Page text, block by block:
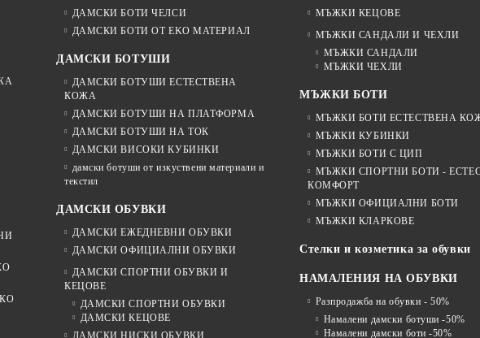
ДАМСКИ БОТИ ЧЕЛСИ
ДАМСКИ БОТИ ОТ EKO МАТЕРИАЛ
ДАМСКИ БОТУШИ
ДАМСКИ БОТУШИ ЕСТЕСТВЕНА
КОЖА
ДАМСКИ БОТУШИ НА ПЛАТФОРМА
ДАМСКИ БОТУШИ НА ТОК
ДАМСКИ ВИСОКИ КУБИНКИ
дамски ботуши от изкуствени материали и
текстил
ДАМСКИ ОБУВКИ
ДАМСКИ ЕЖЕДНЕВНИ ОБУВКИ
ДАМСКИ ОФИЦИАЛНИ ОБУВКИ
ДАМСКИ СПОРТНИ ОБУВКИ И
КЕЦОВЕ
ДАМСКИ СПОРТНИ ОБУВКИ
ДАМСКИ КЕЦОВЕ
ДАМСКИ НИСКИ ОБУВКИ
МЪЖКИ КЕЦОВЕ
МЪЖКИ САНДАЛИ И ЧЕХЛИ
МЪЖКИ САНДАЛИ
МЪЖКИ ЧЕХЛИ
МЪЖКИ БОТИ
МЪЖКИ БОТИ ЕСТЕСТВЕНА
МЪЖКИ КУБИНКИ
МЪЖКИ БОТИ С ЦИП
МЪЖКИ СПОРТНИ БОТИ -
КОМФОРТ
МЪЖКИ ОФИЦИАЛНИ БОТИ
МЪЖКИ КЛАРКОВЕ
Стелки и козметика за обувки
НАМАЛЕНИЯ НА ОБУВКИ
Разпродажба на обувки - 50%
Намалени дамски ботуши -50%
Намалени дамски боти -50%